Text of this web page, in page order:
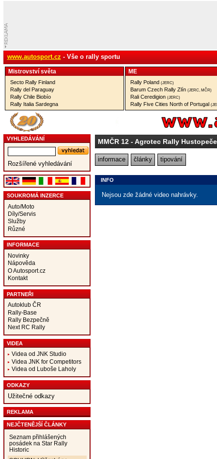
www.autosport.cz - Vše o rally sportu
Mistrovství­ světa
Secto Rally Finland
Rally del Paraguay
Rally Chile Biobío
Rally Italia Sardegna
ME
Rally Poland (JERC)
Barum Czech Rally Zlín (JERC, MČR)
Rali Ceredigion (JERC)
Rally Five Cities North of Portugal
VYHLEDÁVÁNÍ
Rozšířené vyhledávání
SOUKROMÁ INZERCE
Auto/Moto
Díly/Servis
Služby
Různé
INFORMACE
Novinky
Nápověda
O Autosport.cz
Kontakt
PARTNEŘI
Autoklub ČR
Rally-Base
Rally Bezpečně
Next RC Rally
VIDEA
Videa od JNK Studio
Videa JNK for Competitors
Videa od Luboše Laholy
ODKAZY
Užitečné odkazy
REKLAMA
NEJČTENĚJŠÍ ČLÁNKY
Seznam přihlášených
posádek na Star Rally
Historic
MMČR 12- Agrotec Rally Hustopeče
informace články tipování
INFO
Nejsou zde žádné video nahrávky.